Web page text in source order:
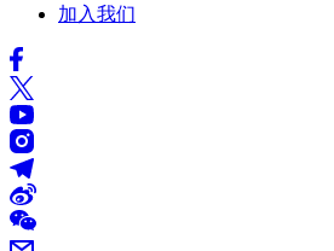
加入我们